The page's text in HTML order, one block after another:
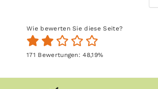
Wie bewerten Sie diese Seite?
171 Bewertungen:48,19%